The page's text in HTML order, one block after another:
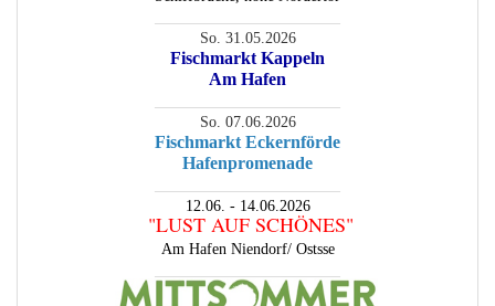
So. 31.05.2026
Fischmarkt Kappeln
Am Hafen
So. 07.06.2026
Fischmarkt Eckernförde
Hafenpromenade
12.06. - 14.06.2026
"LUST AUF SCHÖNES"
Am Hafen Niendorf/ Ostsse